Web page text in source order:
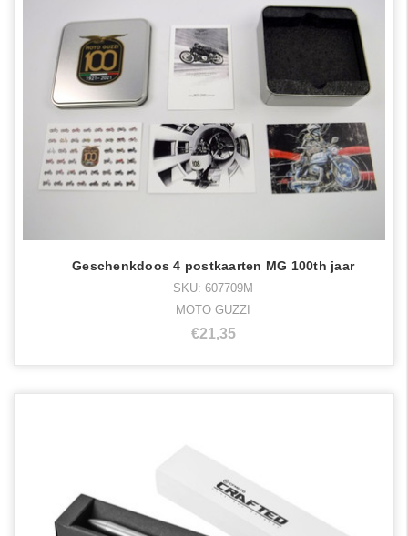
Geschenkdoos 4 postkaarten MG 100th jaar
SKU: 607709M
MOTO GUZZI
€21,35